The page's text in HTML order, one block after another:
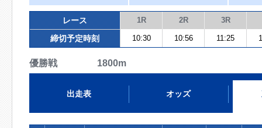
レース 1R 2R 3R
締切予定時刻 10:30 10:56 11:25
優勝戦 1800m
出走表 オッズ